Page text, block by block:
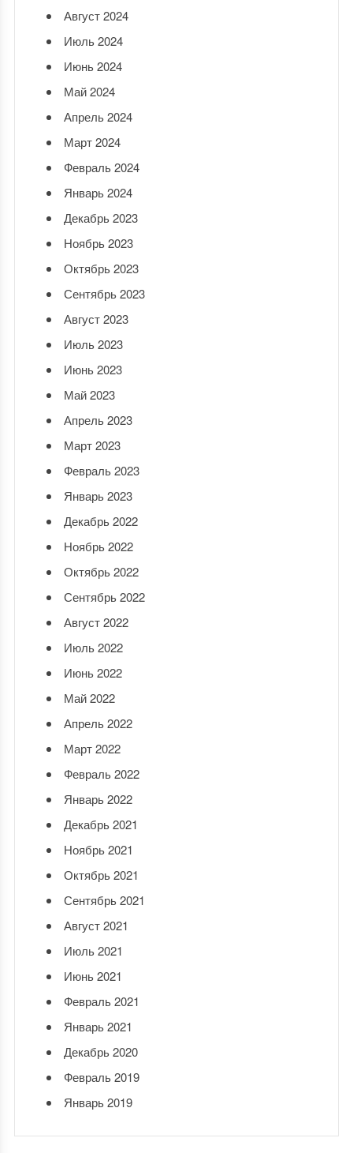
Август 2024
Июль 2024
Июнь 2024
Май 2024
Апрель 2024
Март 2024
Февраль 2024
Январь 2024
Декабрь 2023
Ноябрь 2023
Октябрь 2023
Сентябрь 2023
Август 2023
Июль 2023
Июнь 2023
Май 2023
Апрель 2023
Март 2023
Февраль 2023
Январь 2023
Декабрь 2022
Ноябрь 2022
Октябрь 2022
Сентябрь 2022
Август 2022
Июль 2022
Июнь 2022
Май 2022
Апрель 2022
Март 2022
Февраль 2022
Январь 2022
Декабрь 2021
Ноябрь 2021
Октябрь 2021
Сентябрь 2021
Август 2021
Июль 2021
Июнь 2021
Февраль 2021
Январь 2021
Декабрь 2020
Февраль 2019
Январь 2019